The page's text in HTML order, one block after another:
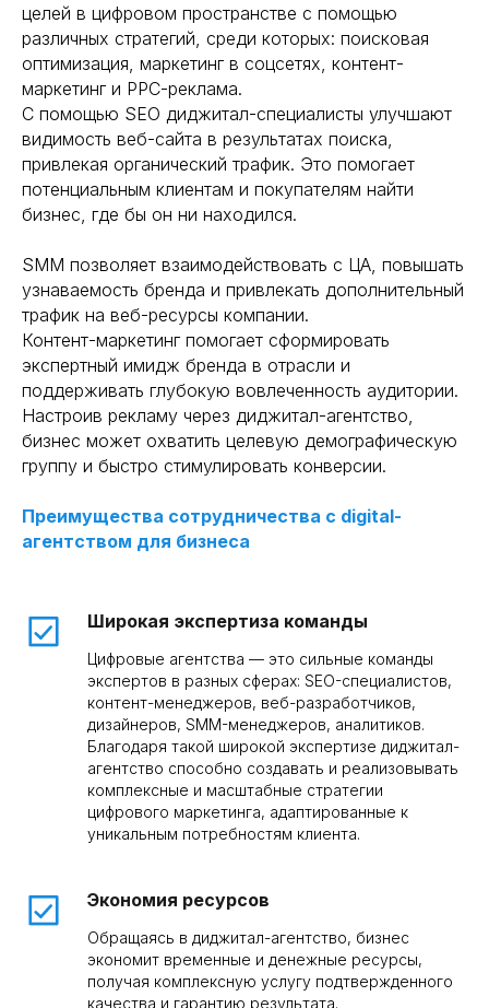
целей в цифровом пространстве с помощью
различных стратегий, среди которых: поисковая
оптимизация, маркетинг в соцсетях, контент-
маркетинг и PPC-реклама.
С помощью SEO диджитал-специалисты улучшают
видимость веб-сайта в результатах поиска,
привлекая органический трафик. Это помогает
потенциальным клиентам и покупателям найти
бизнес, где бы он ни находился.
SMM позволяет взаимодействовать с ЦА, повышать
узнаваемость бренда и привлекать дополнительный
трафик на веб-ресурсы компании.
Контент-маркетинг помогает сформировать
экспертный имидж бренда в отрасли и
поддерживать глубокую вовлеченность аудитории.
Настроив рекламу через диджитал-агентство,
бизнес может охватить целевую демографическую
группу и быстро стимулировать конверсии.
Преимущества сотрудничества с digital-
агентством для бизнеса
Широкая экспертиза команды
Цифровые агентства — это сильные команды
экспертов в разных сферах: SEO-специалистов,
контент-менеджеров, веб-разработчиков,
дизайнеров, SMM-менеджеров, аналитиков.
Благодаря такой широкой экспертизе диджитал-
агентство способно создавать и реализовывать
комплексные и масштабные стратегии
цифрового маркетинга, адаптированные к
уникальным потребностям клиента.
Экономия ресурсов
Обращаясь в диджитал-агентство, бизнес
экономит временные и денежные ресурсы,
получая комплексную услугу подтвержденного
качества и гарантию результата.